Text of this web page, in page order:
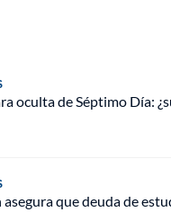
oculta de Séptimo Día:
asegura que deuda de